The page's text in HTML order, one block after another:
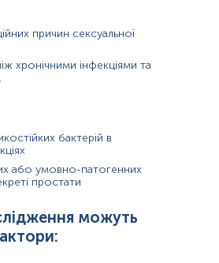
забирається лікарем.
необхідно одразу доставити на пункт
до початку або через 14 днів
антибактеріальними,
противірусними
утриматись від еякуляції
причин сексуальної
хронічними інфекціями та
бактерій в
або умовно-патогенних
простати
можуть